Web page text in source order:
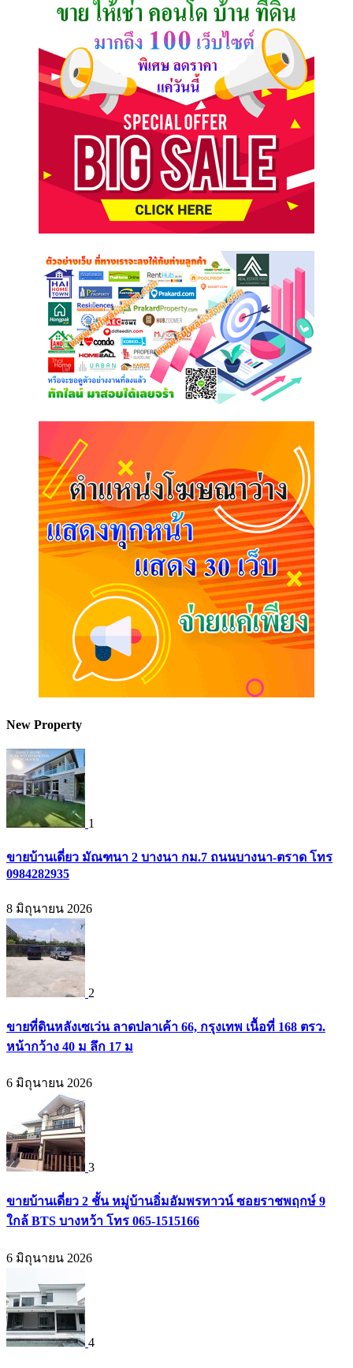
New Property
1
ขายบ้านเดี่ยว มัณฑนา 2 บางนา กม.7 ถนนบางนา-ตราด โทร
0984282935
8 มิถุนายน 2026
2
ขายที่ดินหลังเซเว่น ลาดปลาเค้า 66, กรุงเทพ เนื้อที่ 168 ตรว.
หน้ากว้าง 40 ม ลึก 17 ม
6 มิถุนายน 2026
3
ขายบ้านเดี่ยว 2 ชั้น หมู่บ้านอิ่มอัมพรทาวน์ ซอยราชพฤกษ์ 9
ใกล้ BTS บางหว้า โทร 065-1515166
6 มิถุนายน 2026
4